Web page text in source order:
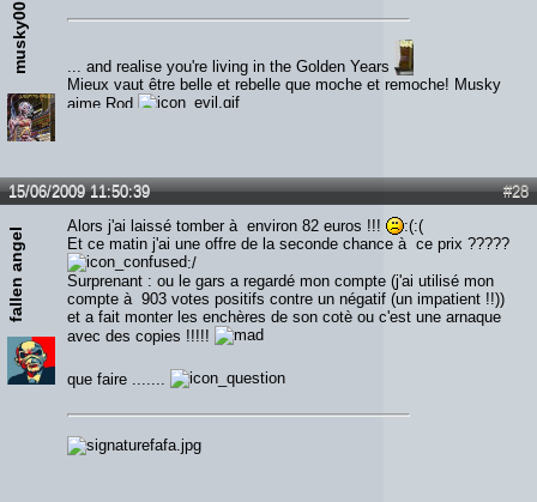
musky00
... and realise you're living in the Golden Years
Mieux vaut être belle et rebelle que moche et remoche! Musky
aime Rod
#28
15/06/2009 11:50:39
fallen angel
Alors j'ai laissé tomber à environ 82 euros !!!
:(:(
Et ce matin j'ai une offre de la seconde chance à ce prix ?????
:/
Surprenant : ou le gars a regardé mon compte (j'ai utilisé mon
compte à 903 votes positifs contre un négatif (un impatient !!))
et a fait monter les enchères de son cotè ou c'est une arnaque
avec des copies !!!!!
que faire .......